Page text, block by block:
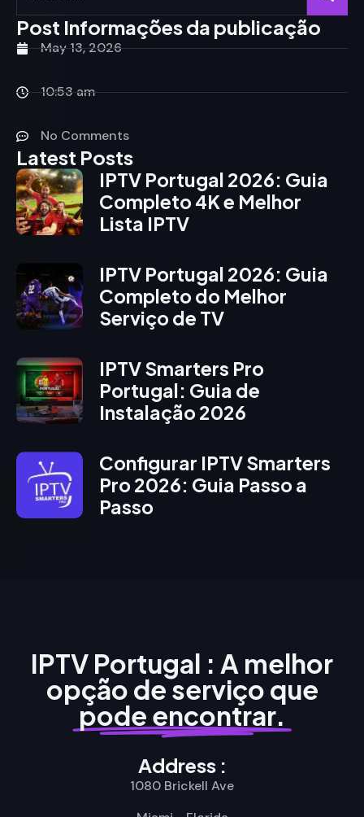
Post Informações da publicação
May 13, 2026
10:53 am
No Comments
Latest Posts
IPTV Portugal 2026: Guia
Completo 4K e Melhor
Lista IPTV
IPTV Portugal 2026: Guia
Completo do Melhor
Serviço de TV
IPTV Smarters Pro
Portugal: Guia de
Instalação 2026
Configurar IPTV Smarters
Pro 2026: Guia Passo a
Passo
IPTV Portugal : A melhor
opção de serviço que
pode encontrar.
Address :
1080 Brickell Ave